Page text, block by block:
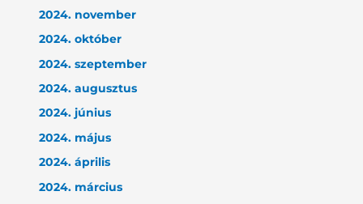
2024. november
2024. október
2024. szeptember
2024. augusztus
2024. június
2024. május
2024. április
2024. március